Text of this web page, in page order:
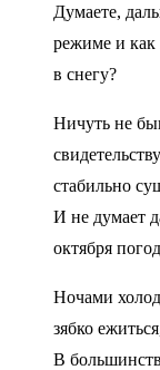
Думаете,
режиме и как
в снегу?
Ничуть не
стабильно
И не думает
октября
Ночами
зябко
В